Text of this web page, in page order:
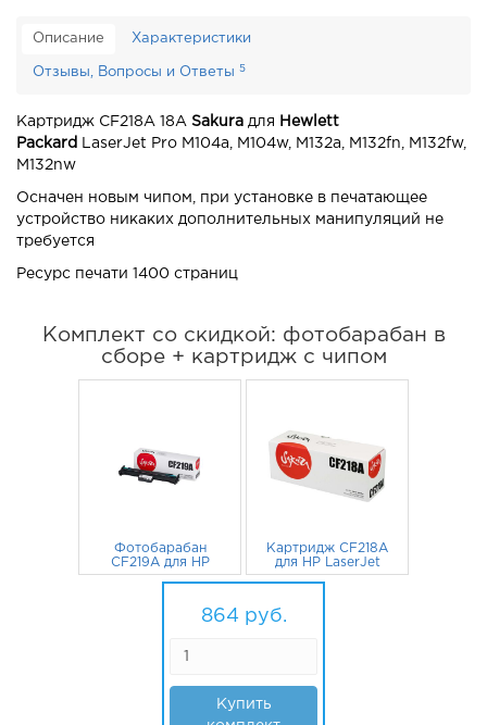
Описание Характеристики
Отзывы, Вопросы и Ответы 5
Картридж CF218A 18A Sakura для
Hewlett
Packard
LaserJet Pro M104a, M104w, M132a, M132fn, M132fw,
M132nw
Осначен новым чипом, при установке в печатающее
устройство никаких дополнительных манипуляций не
требуется
Ресурс печати 1400 страниц
Комплект со скидкой: фотобарабан в
сборе + картридж с чипом
Фотобарабан
CF219A для HP
LaserJet M132A,
M132FN, M104W
Картридж CF218A
для HP LaserJet
M132a, M104a,
M104w, M132fw
1400 стр. Sakura
864 руб.
Купить